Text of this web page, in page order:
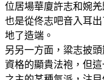
位居場華廈許志和婉
也是從佟志吧音入耳
地了造端。
另另一方面，粱志披
資格的顯貴法袍，但